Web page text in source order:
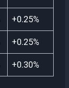
+0.25%
+0.25%
+0.30%